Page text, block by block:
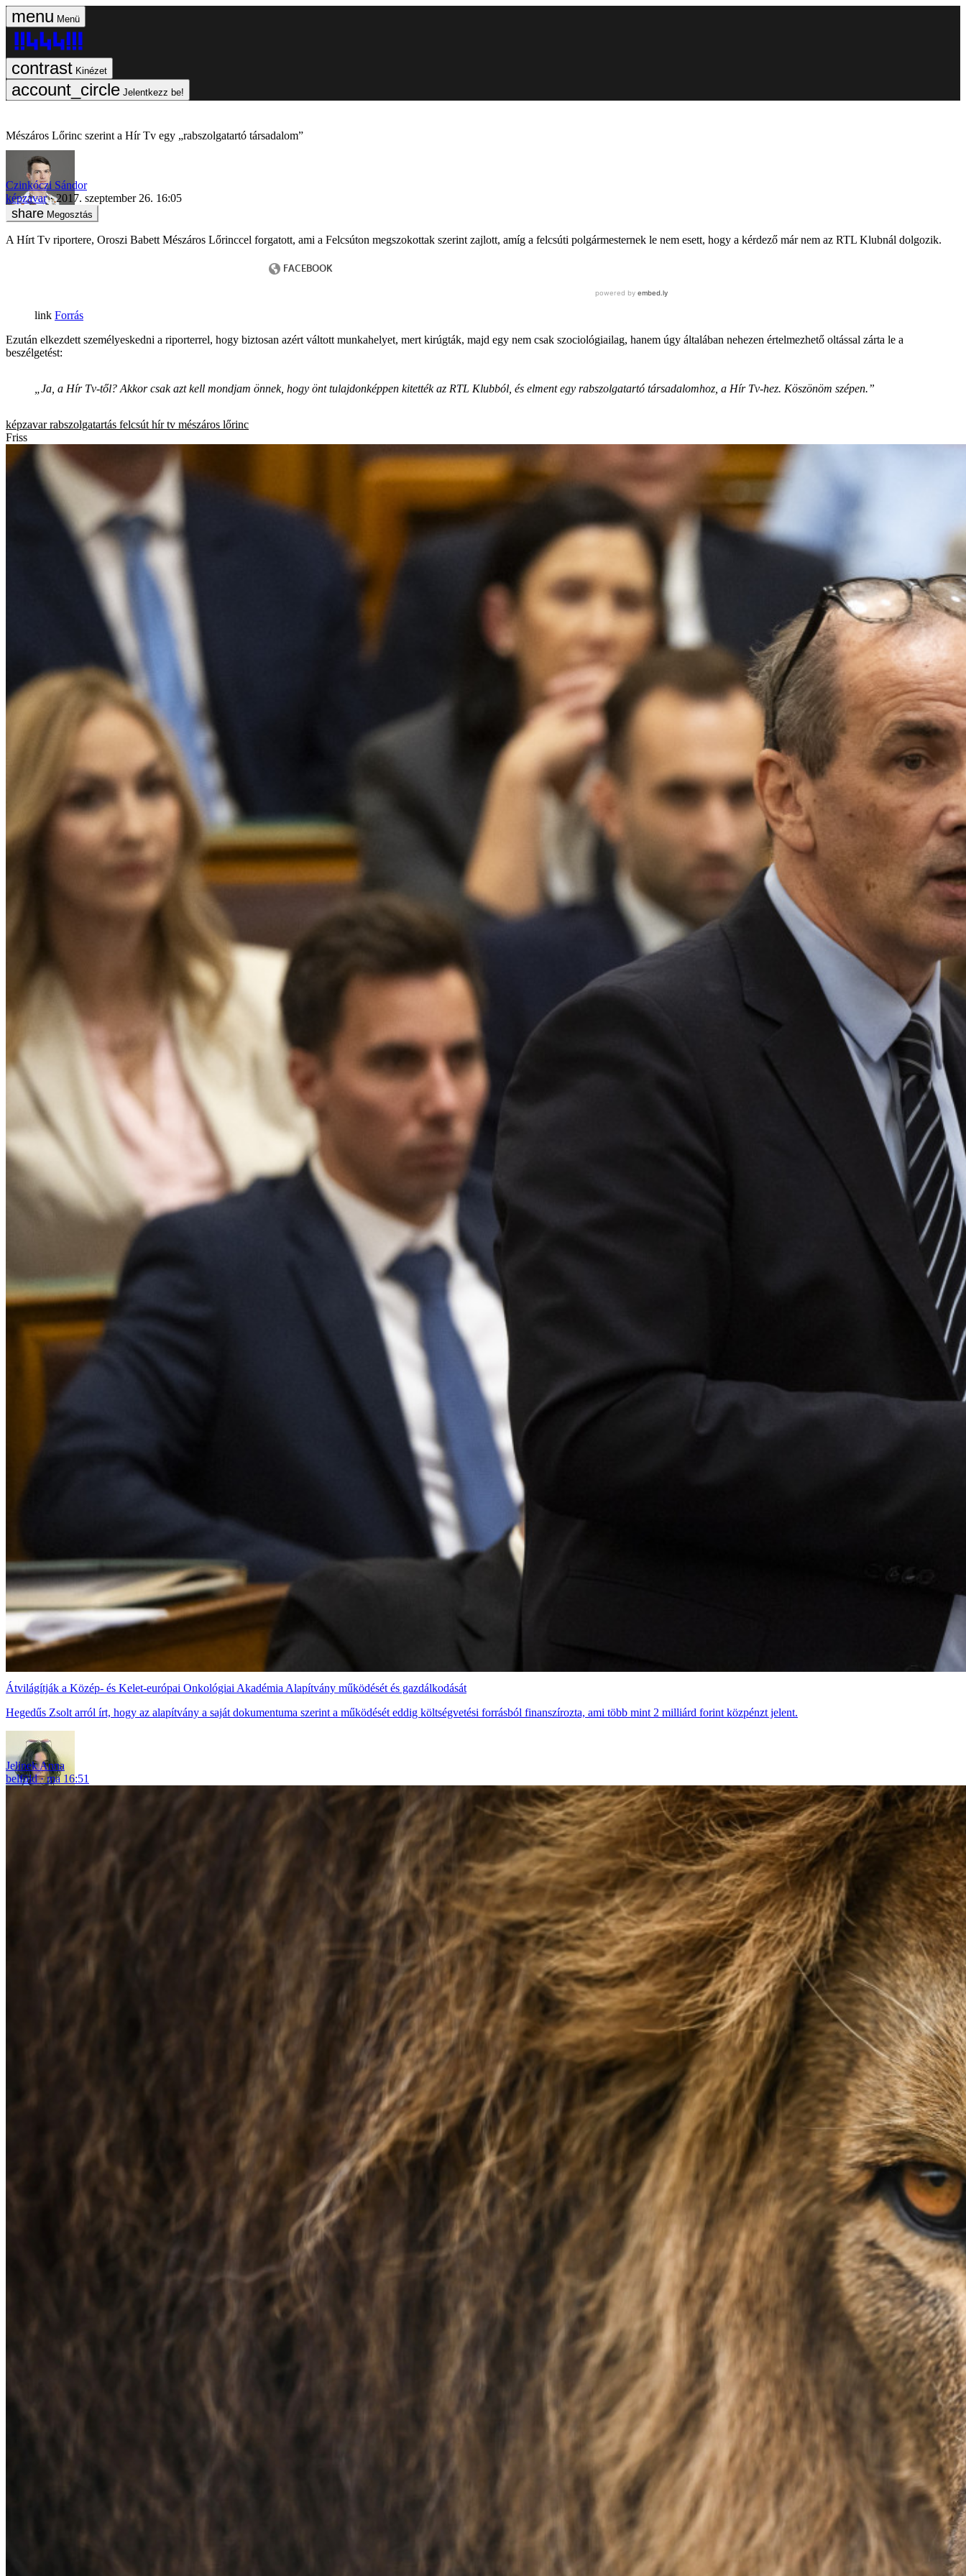
Menü
Kinézet
Jelentkezz be!
Mészáros Lőrinc szerint a Hír Tv egy „rabszolgatartó társadalom”
Czinkóczi Sándor
képzavar
2017. szeptember 26. 16:05
Megosztás
A Hírt Tv riportere, Oroszi Babett Mészáros Lőrinccel forgatott, ami a Felcsúton megszokottak szerint zajlott, amíg a felcsúti polgármesternek le nem esett, hogy a kérdező már nem az RTL Klubnál dolgozik.
Forrás
Ezután elkezdett személyeskedni a riporterrel, hogy biztosan azért váltott munkahelyet, mert kirúgták, majd egy nem csak szociológiailag, hanem úgy általában nehezen értelmezhető oltással zárta le a
beszélgetést:
„Ja, a Hír Tv-től? Akkor csak azt kell mondjam önnek, hogy önt tulajdonképpen kitették az RTL Klubból, és elment egy rabszolgatartó társadalomhoz, a Hír Tv-hez. Köszönöm szépen.”
képzavar rabszolgatartás felcsút hír tv mészáros lőrinc
Friss
Átvilágítják a Közép- és Kelet-európai Onkológiai Akadémia Alapítvány működését és gazdálkodását
Hegedűs Zsolt arról írt, hogy az alapítvány a saját dokumentuma szerint a működését eddig költségvetési forrásból finanszírozta, ami több mint 2 milliárd forint közpénzt jelent.
Jelinek Anna
belföld
ma 16:51